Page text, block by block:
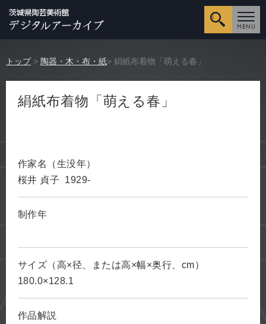
詳細検
トップ > 陶器・木・布・紙> 絹紙布着物「萌える春」
絹紙布着物「萌える春」
作家名（生没年）
桜井 貞子 1929-
制作年
サイズ（高×径、または高×幅×奥行、cm）
180.0×128.1
作品解説